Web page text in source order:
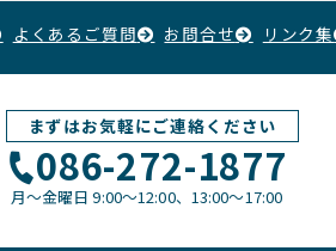
よくあるご質問 お問合せ リンク集
まずはお気軽にご連絡ください
086-272-1877
月〜金曜日9:00～12:00、13:00〜17:00